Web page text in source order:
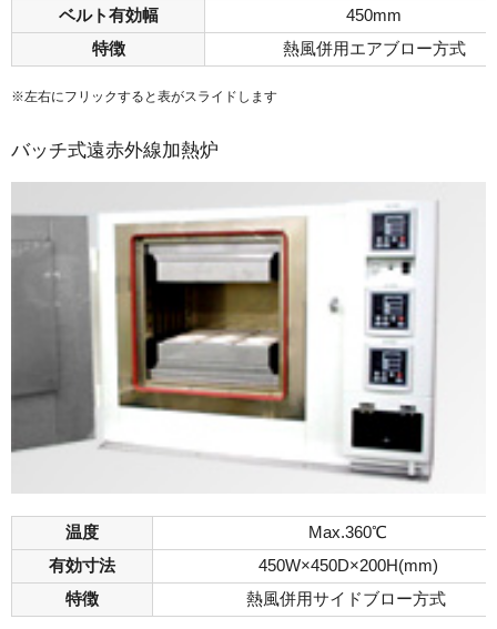
ベルト有効幅
450mm
特徴
熱風併用エアブロー方式
※左右にフリックすると表がスライドします
バッチ式遠赤外線加熱炉
温度
Max.360℃
有効寸法
450W×450D×200H(mm)
特徴
熱風併用サイドブロー方式